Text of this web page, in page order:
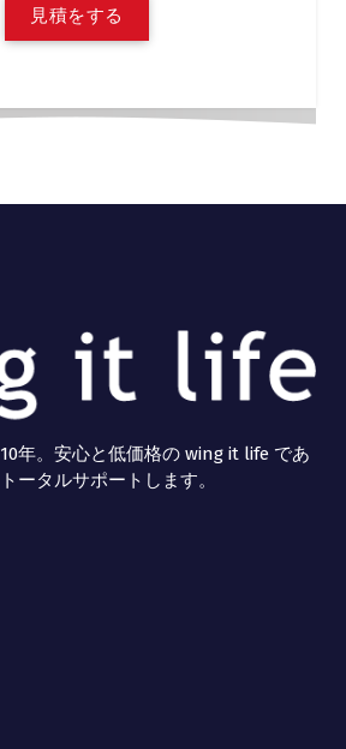
見積をする
年。安心と低価格の wing it life であ
ータルサポートします。